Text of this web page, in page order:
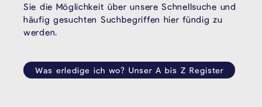
Sie die Möglichkeit über unsere Schnellsuche und
häufig gesuchten Suchbegriffen hier fündig zu
werden.
Was erledige ich wo? Unser A bis Z Register